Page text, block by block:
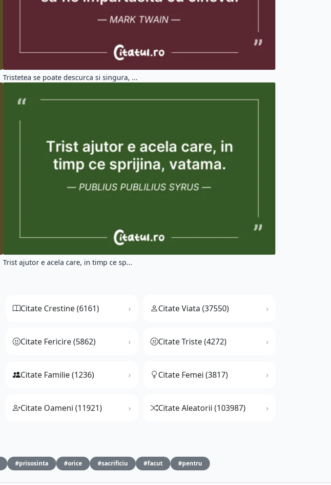
Tristetea se poate descurca si singura, ...
Trist ajutor e acela care, in timp ce sp...
Citate Crestine (6161) Citate Viata (37550)
Citate Fericire (5862) Citate Triste (4272)
Citate Familie (1236) Citate Femei (3817)
Citate Oameni (11921) Citate Aleatorii (103987)
#prisosinta #orice #sacrificiu #facut #pentru